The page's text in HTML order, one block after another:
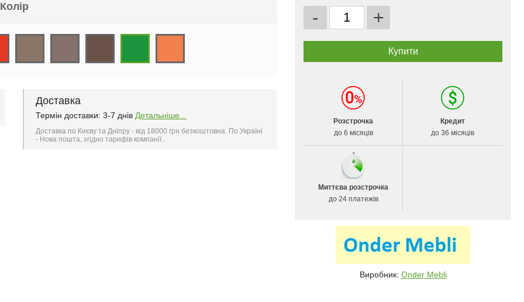
Колір
Доставка
Термін доставки: 3-7 днів Детальніше...
Доставка по Києву та Дніпру - від 18000 грн безкоштовна. По Україні
- Нова пошта, згідно тарифів компанії..
- +
Розстрочка
до 6 місяців
Кредит
до 36 місяців
Миттєва розстрочка
до 24 платежів
Виробник: Onder Mebli